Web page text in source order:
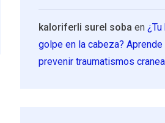
kaloriferli surel soba en
golpe en la cabeza?
prevenir traumatismos